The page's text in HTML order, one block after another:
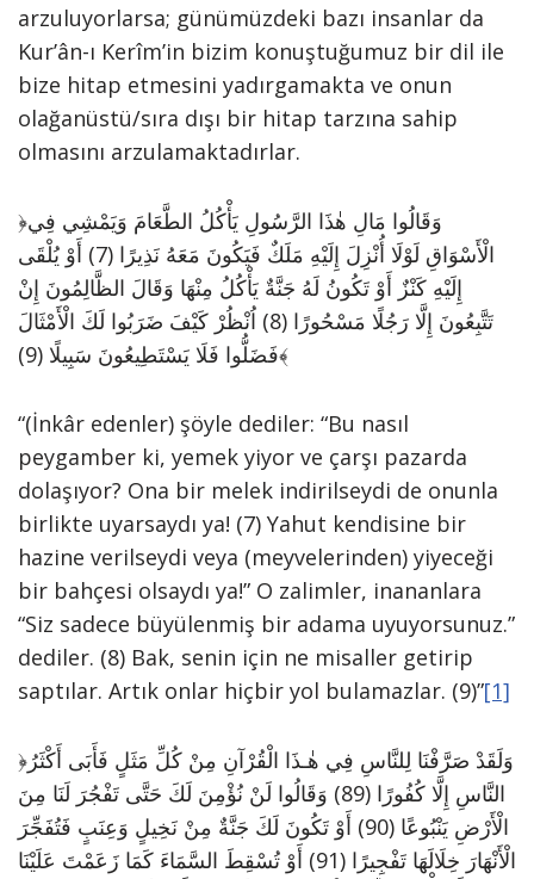
arzuluyorlarsa; günümüzdeki bazı insanlar da
Kur’ân-ı Kerîm’in bizim konuştuğumuz bir dil ile
bize hitap etmesini yadırgamakta ve onun
olağanüstü/sıra dışı bir hitap tarzına sahip
olmasını arzulamaktadırlar.
﴿وَقَالُوا مَالِ هٰذَا الرَّسُولِ يَأْكُلُ الطَّعَامَ وَيَمْشِي فِي
الْأَسْوَاقِ لَوْلَا أُنْزِلَ إِلَيْهِ مَلَكٌ فَيَكُونَ مَعَهُ نَذِيرًا (7) أَوْ يُلْقَى
إِلَيْهِ كَنْزٌ أَوْ تَكُونُ لَهُ جَنَّةٌ يَأْكُلُ مِنْهَا وَقَالَ الظَّالِمُونَ إِنْ
تَتَّبِعُونَ إِلَّا رَجُلًا مَسْحُورًا (8) اُنْظُرْ كَيْفَ ضَرَبُوا لَكَ الْأَمْثَالَ
فَضَلُّوا فَلَا يَسْتَطِيعُونَ سَبِيلًا (9)﴾
“(İnkâr edenler) şöyle dediler: “Bu nasıl
peygamber ki, yemek yiyor ve çarşı pazarda
dolaşıyor? Ona bir melek indirilseydi de onunla
birlikte uyarsaydı ya! (7) Yahut kendisine bir
hazine verilseydi veya (meyvelerinden) yiyeceği
bir bahçesi olsaydı ya!” O zalimler, inananlara
“Siz sadece büyülenmiş bir adama uyuyorsunuz.”
dediler. (8) Bak, senin için ne misaller getirip
saptılar. Artık onlar hiçbir yol bulamazlar. (9)”[1]
﴿وَلَقَدْ صَرَّفْنَا لِلنَّاسِ فِي هٰـذَا الْقُرْآنِ مِنْ كُلِّ مَثَلٍ فَأَبَى أَكْثَرُ
النَّاسِ إِلَّا كُفُورًا (89) وَقَالُوا لَنْ نُؤْمِنَ لَكَ حَتَّى تَفْجُرَ لَنَا مِنَ
الْأَرْضِ يَنْبُوعًا (90) أَوْ تَكُونَ لَكَ جَنَّةٌ مِنْ نَخِيلٍ وَعِنَبٍ فَتُفَجِّرَ
الْأَنْهَارَ خِلَالَهَا تَفْجِيرًا (91) أَوْ تُسْقِطَ السَّمَاءَ كَمَا زَعَمْتَ عَلَيْنَا